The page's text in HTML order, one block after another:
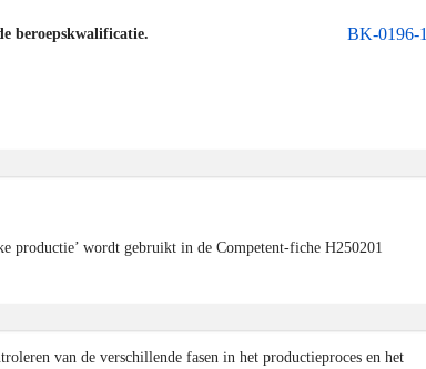
BK-0196-1
beroepskwalificatie.
productie’ wordt gebruikt in de Competent-fiche H250201
van de verschillende fasen in het productieproces en het